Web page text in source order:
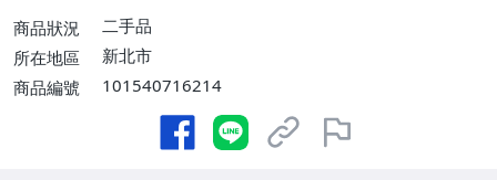
商品狀況
二手品
所在地區
新北市
商品編號
101540716214